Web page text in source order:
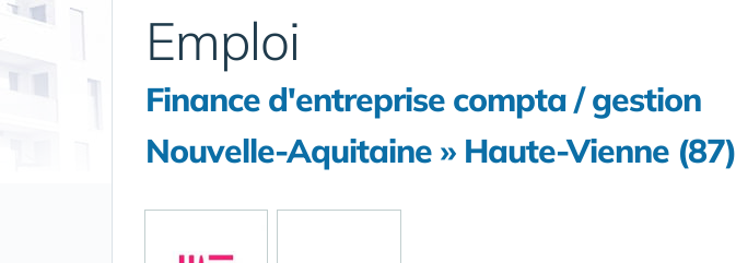
Emploi
Finance d'entreprise compta / gestion
Nouvelle-Aquitaine » Haute-Vienne (87)